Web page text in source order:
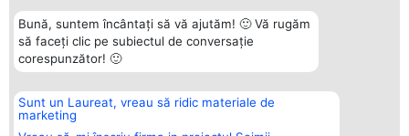
Bună, suntem încântați să vă ajutăm! 🙂 Vă rugăm
să faceți clic pe subiectul de conversație
corespunzător! 🙂
Sunt un Laureat, vreau să ridic materiale de
marketing
Organizator Ranking
BRIGHT SOLUTIONS BR SRL
Aleea Timisul De Sus 2 Bl. A30
Plebiscyt
Lista Tuturor
Contact